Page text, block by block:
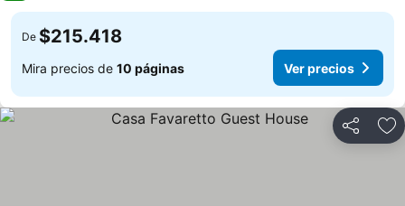
De $215.418
Mira precios de 10 páginas Ver precios
Compartir